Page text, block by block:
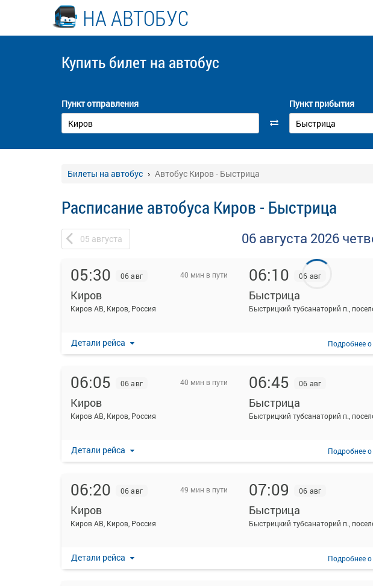
НА АВТОБУС
Купить билет на автобус
Пункт отправления Пункт прибытия
Билеты на автобус Автобус Киров - Быстрица
Расписание автобуса Киров - Быстрица
05 августа 06 августа 2026
05:30 06 авг 40 мин в пути
Киров
Киров АВ, Киров, Россия
06:10 06 авг
Быстрица
Детали рейса Подробнее
06:05 06 авг 40 мин в пути
Киров
Киров АВ, Киров, Россия
06:45 06 авг
Быстрица
Детали рейса Подробнее
06:20 06 авг 49 мин в пути
Киров
Киров АВ, Киров, Россия
07:09 06 авг
Быстрица
Детали рейса Подробнее